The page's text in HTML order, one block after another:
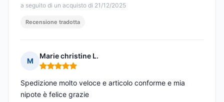
a seguito di un acquisto di 21/12/2025
Recensione tradotta
M
Marie christine L.
Nota: 5 su 5
Spedizione molto veloce e articolo conforme e mia
nipote è felice grazie